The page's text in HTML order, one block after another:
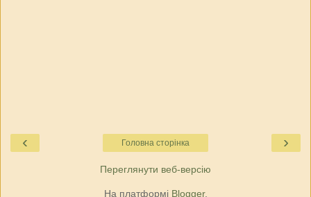
‹ ›
Головна сторінка
Переглянути веб-версію
На платформі Blogger.